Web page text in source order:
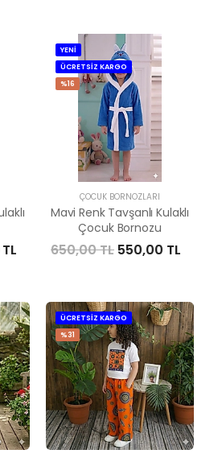
YENİ
ÜCRETSİZ KARGO
%16
ÇOCUK BORNOZLARI
Mavi Renk Tavşanlı Kulaklı
Çocuk Bornozu
650,00 TL 550,00 TL
ÜCRETSİZ KARGO
%31